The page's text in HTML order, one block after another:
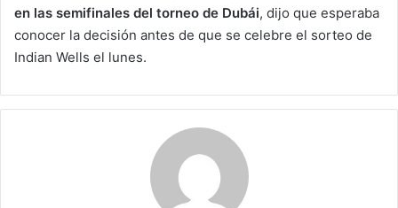
en las semifinales del torneo de Dubái, dijo que esperaba
conocer la decisión antes de que se celebre el sorteo de
Indian Wells el lunes.